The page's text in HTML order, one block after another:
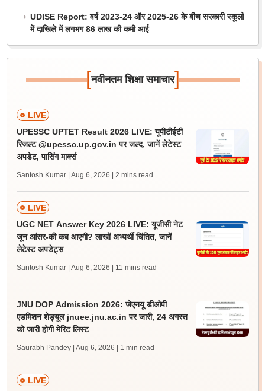
UDISE Report: वर्ष 2023-24 और 2025-26 के बीच सरकारी स्कूलों
में दाखिले में लगभग 86 लाख की कमी आई
[नवीनतम शिक्षा समाचार]
LIVE
UPESSC UPTET Result 2026 LIVE: यूपीटीईटी
रिजल्ट @upessc.up.gov.in पर जल्द, जानें लेटेस्ट
अपडेट, पासिंग मार्क्स
Santosh Kumar | Aug 6, 2026 | 2 mins read
LIVE
UGC NET Answer Key 2026 LIVE: यूजीसी नेट
जून आंसर-की कब आएगी? लाखों अभ्यर्थी चिंतित, जानें
लेटेस्ट अपडेट्स
Santosh Kumar | Aug 6, 2026 | 11 mins read
JNU DOP Admission 2026: जेएनयू डीओपी
एडमिशन शेड्यूल jnuee.jnu.ac.in पर जारी, 24 अगस्त
को जारी होगी मेरिट लिस्ट
Saurabh Pandey | Aug 6, 2026 | 1 min read
LIVE